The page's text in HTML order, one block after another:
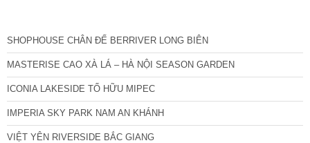
SHOPHOUSE CHÂN ĐẾ BERRIVER LONG BIÊN
MASTERISE CAO XÀ LÁ – HÀ NỘI SEASON GARDEN
ICONIA LAKESIDE TỐ HỮU MIPEC
IMPERIA SKY PARK NAM AN KHÁNH
VIỆT YÊN RIVERSIDE BẮC GIANG